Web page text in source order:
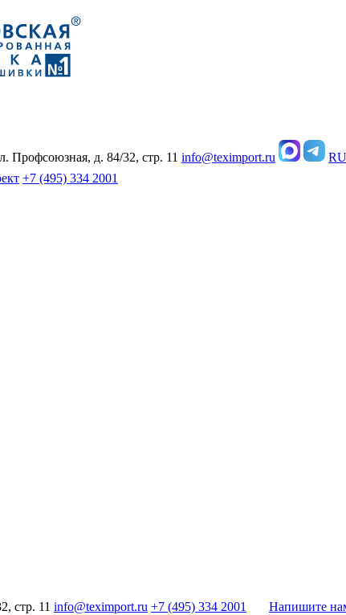
Профсоюзная, д. 84/32, стр. 11 info@teximport.ru RU
+7 (495) 334 2001
стр. 11 info@teximport.ru +7 (495) 334 2001 Напишите